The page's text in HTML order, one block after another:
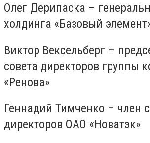
Олег Дерипаска –
холдинга «Базовый
Виктор Вексельберг –
совета директоров группы
«Ренова»
Геннадий Тимченко – член
директоров ОАО «Новатэк»